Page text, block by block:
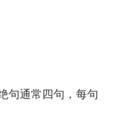
句通常四句，每句